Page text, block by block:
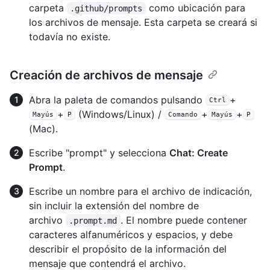
carpeta
.github/prompts
como ubicación para
los archivos de mensaje. Esta carpeta se creará si
todavía no existe.
Creación de archivos de mensaje
Abra la paleta de comandos pulsando Ctrl +
Mayús + P (Windows/Linux) / Comando + Mayús + P
(Mac).
Escribe "prompt" y selecciona Chat: Create
Prompt.
Escribe un nombre para el archivo de indicación,
sin incluir la extensión del nombre de
archivo
.prompt.md . El nombre puede contener
caracteres alfanuméricos y espacios, y debe
describir el propósito de la información del
mensaje que contendrá el archivo.